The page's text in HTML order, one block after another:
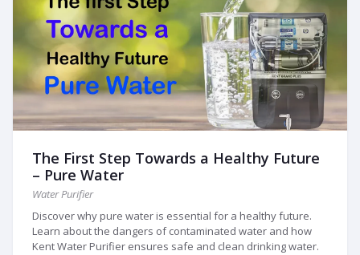
The First Step Towards a Healthy Future
– Pure Water
Water Purifier
Discover why pure water is essential for a healthy future.
Learn about the dangers of contaminated water and how
Kent Water Purifier ensures safe and clean drinking water.